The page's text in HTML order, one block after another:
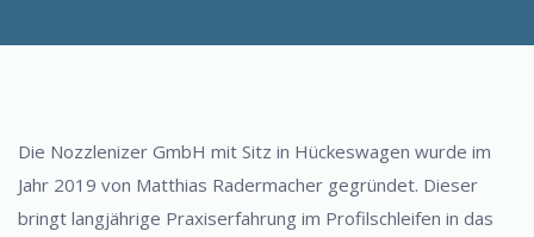
Die Nozzlenizer GmbH mit Sitz in Hückeswagen wurde im
Jahr 2019 von Matthias Radermacher gegründet. Dieser
bringt langjährige Praxiserfahrung im Profilschleifen in das